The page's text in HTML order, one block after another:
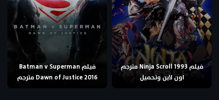
فيلم Ninja Scroll 1993 مترجم
اون لاين وتحميل
فيلم Batman v Superman
Dawn of Justice 2016 مترجم